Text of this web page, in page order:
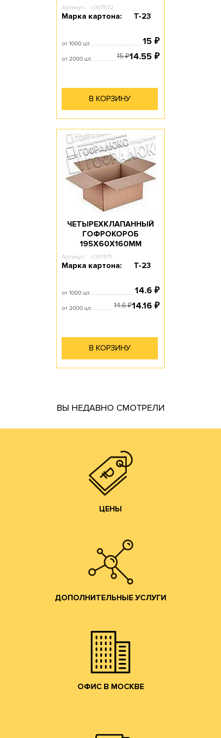
Артикул: c007572
Марка картона: Т-23
от 1000 шт. 15 ₽
от 2000 шт. 15₽14.55 ₽
В КОРЗИНУ
ЧЕТЫРЕХКЛАПАННЫЙ
ГОФРОКОРОБ
195Х60Х160ММ
Артикул: c007571
Марка картона: Т-23
от 1000 шт. 14.6 ₽
от 2000 шт. 14.6₽14.16 ₽
В КОРЗИНУ
ВЫ НЕДАВНО СМОТРЕЛИ
ЦЕНЫ
ЦЕНЫ
Цены на гофротару нашего производства всегда ниже,
чем у посредников или переработчиков, так как сырье
производства готовой продукции осуществляем
производить практически все возможные виды и типы
гофротары.
ДОПОЛНИТЕЛЬНЫЕ УСЛУГИ
ДОПОЛНИТЕЛЬНЫЕ УСЛУГИ
Разработка конструкций;
Изготовление штанц-форм;
ОФИС В МОСКВЕ
ОФИС В МОСКВЕ
Мы приглашаем действующих и потенциальных
привлекательные условия сотрудничества.
помощь по всем вопросам производства гофротары.